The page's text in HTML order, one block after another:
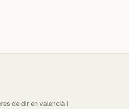
de dir en valencià i